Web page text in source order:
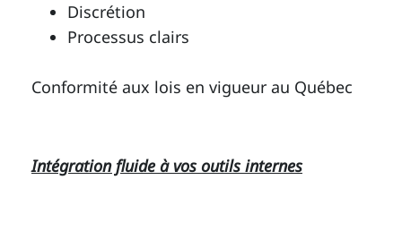
Discrétion
Processus clairs
Conformité aux lois en vigueur au Québec
Intégration fluide à vos outils internes